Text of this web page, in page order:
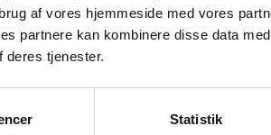
af vores hjemmeside med vores
partnere kan kombinere disse data
deres tjenester.
Statistik